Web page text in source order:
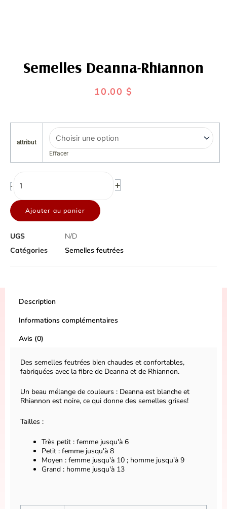
Semelles Deanna-Rhiannon
10.00 $
attribut
Effacer
-
Semelles
Rhiannon
+
Ajouter au panier
UGS
N/D
Catégories
Semelles feutrées
Description
Informations complémentaires
Avis (0)
Des semelles feutrées bien chaudes et confortables,
fabriquées avec la fibre de Deanna et de Rhiannon.
Un beau mélange de couleurs : Deanna est blanche et
Rhiannon est noire, ce qui donne des semelles grises!
Tailles :
Très petit : femme jusqu'à 6
Petit : femme jusqu'à 8
Moyen : femme jusqu'à 10 ; homme jusqu'à 9
Grand : homme jusqu'à 13